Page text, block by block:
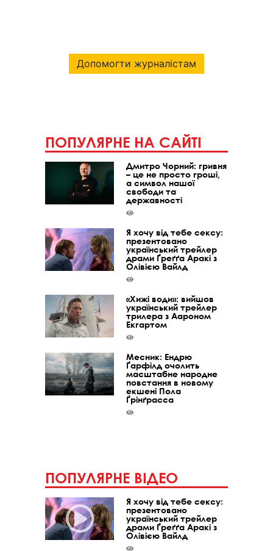
Допомогти журналістам
ПОПУЛЯРНЕ НА САЙТІ
Дмитро Чорний: гривня
– це не просто гроші,
а символ нашої
свободи та
державності
Я хочу від тебе сексу:
презентовано
український трейлер
драми Ґреґґа Аракі з
Олівією Вайлд
«Хижі води»: вийшов
український трейлер
трилера з Аароном
Екгартом
Месник: Ендрю
Ґарфілд очолить
масштабне народне
повстання в новому
екшені Пола
Ґрінґрасса
ПОПУЛЯРНЕ ВІДЕО
Я хочу від тебе сексу:
презентовано
український трейлер
драми Ґреґґа Аракі з
Олівією Вайлд